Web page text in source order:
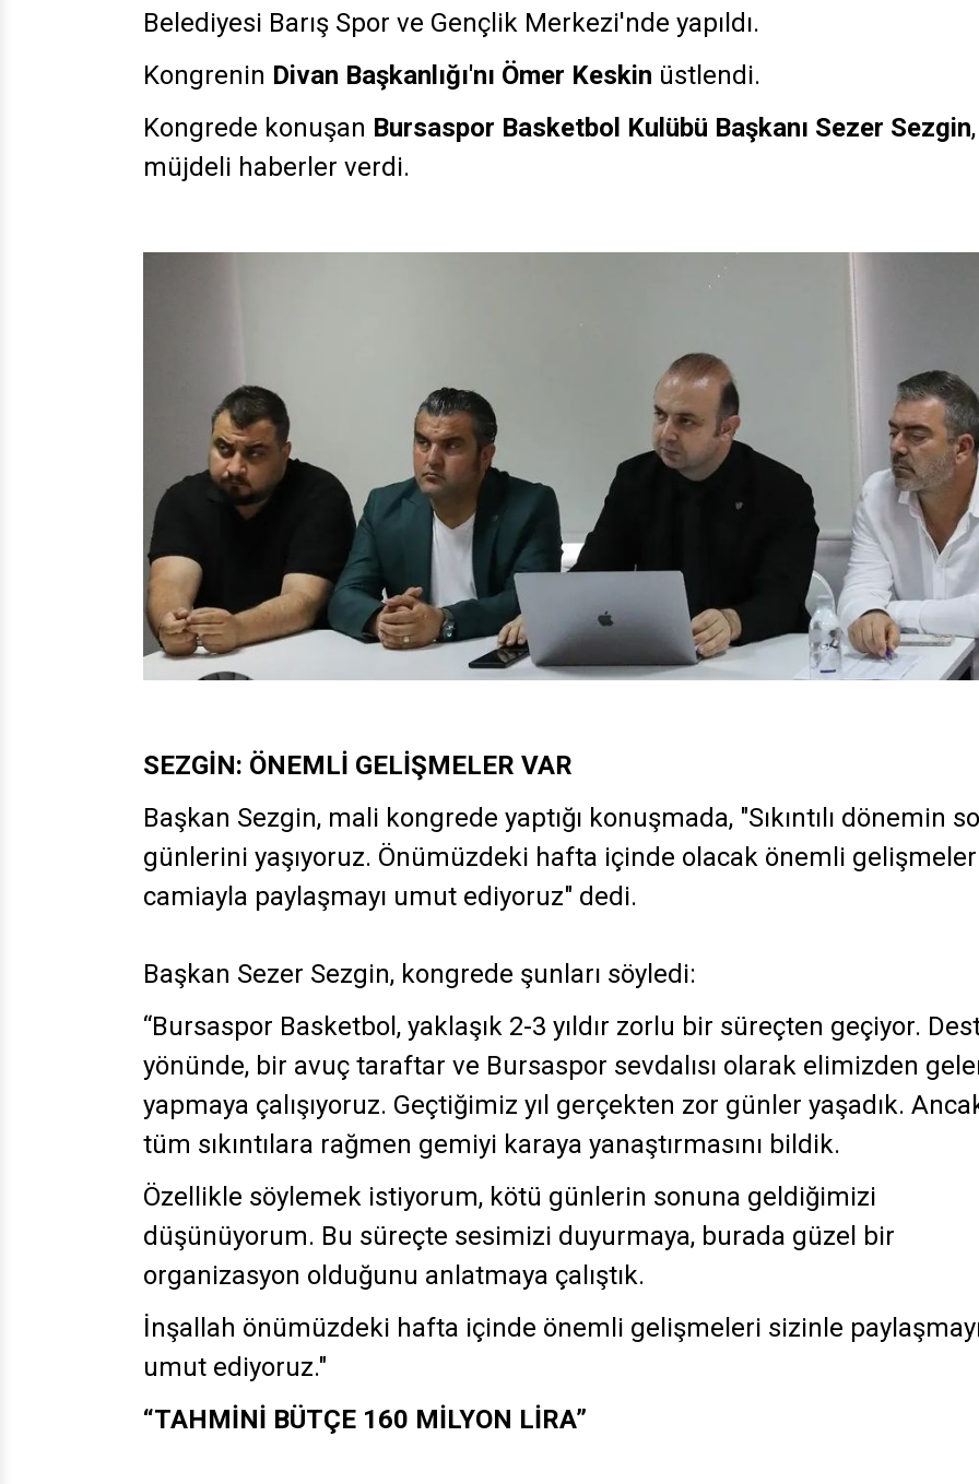
Belediyesi Barış Spor ve Gençlik Merkezi'nde yapıldı.
Kongrenin Divan Başkanlığı'nı Ömer Keskin üstlendi.
Kongrede konuşan Bursaspor Basketbol Kulübü Başkanı Sezer Sezgin,
müjdeli haberler verdi.
SEZGİN: ÖNEMLİ GELİŞMELER VAR
Başkan Sezgin, mali kongrede yaptığı konuşmada, "Sıkıntılı dönemin
günlerini yaşıyoruz. Önümüzdeki hafta içinde olacak önemli
camiayla paylaşmayı umut ediyoruz" dedi.
Başkan Sezer Sezgin, kongrede şunları söyledi:
“Bursaspor Basketbol, yaklaşık 2-3 yıldır zorlu bir süreçten geçiyor.
yönünde, bir avuç taraftar ve Bursaspor sevdalısı olarak elimizden
yapmaya çalışıyoruz. Geçtiğimiz yıl gerçekten zor günler yaşadık.
tüm sıkıntılara rağmen gemiyi karaya yanaştırmasını bildik.
Özellikle söylemek istiyorum, kötü günlerin sonuna geldiğimizi
düşünüyorum. Bu süreçte sesimizi duyurmaya, burada güzel bir
organizasyon olduğunu anlatmaya çalıştık.
İnşallah önümüzdeki hafta içinde önemli gelişmeleri sizinle
umut ediyoruz."
“TAHMİNİ BÜTÇE 160 MİLYON LİRA”